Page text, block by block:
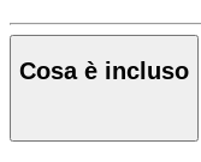
Cosa è incluso